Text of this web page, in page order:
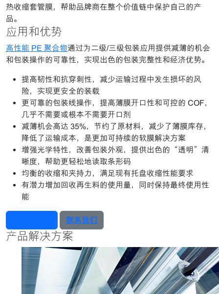
热收缩套管膜，帮助品牌商在整个价值链中保护自己的产
品。
应用和优势
高性能 PE 聚合物通过为二级/三级包装应用提供减薄的机会
和包装操作的可靠性，实现出色的包装完整性和经济优势。
提高韧性和抗穿刺性，减少运输过程中发生损坏的风
险，实现更安全的装载
更可靠的包装线操作，提高薄膜开口性和可控的 COF，
几乎不需要或根本不需要开口剂
减薄机会高达 35%，节约了原材料，减少了薄膜库存，
降低了运输成本，是更加可持续的软膜解决方案
增强光学特性，改善包装外观，提供出色的“透明”清
晰度，帮助更轻松地读取条形码
均衡的收缩和夹持力，满足现有托盘收缩性能要求
有潜力增加回收再生料的使用量，同时保持最终使用性
能
联系我们
产品解决方案